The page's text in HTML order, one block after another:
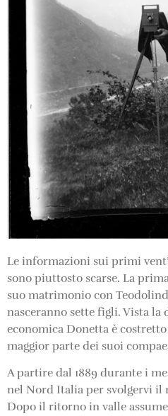
Le informazioni sui primi
sono piuttosto scarse. La
suo matrimonio con
nasceranno sette figli. Vista
economica Donetta è
maggior parte dei suoi
A partire dal 1889 durante i
nel Nord Italia per svolgervi il
Dopo il ritorno in valle